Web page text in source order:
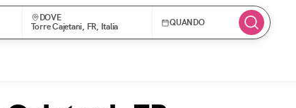
DOVE
Torre Cajetani, FR, Italia
QUANDO